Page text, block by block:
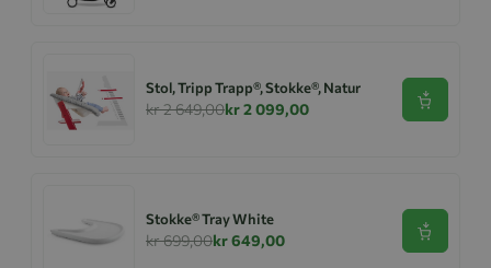
Stol, Tripp Trapp®, Stokke®, Natur
kr 2 649,00kr 2 099,00 Se
Stokke® Tray White
kr 699,00kr 649,00 Se